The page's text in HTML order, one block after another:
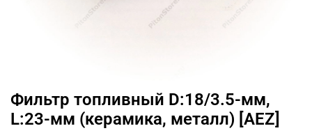
Фильтр топливный D:18/3.5-мм,
L:23-мм (керамика, металл) [AEZ]